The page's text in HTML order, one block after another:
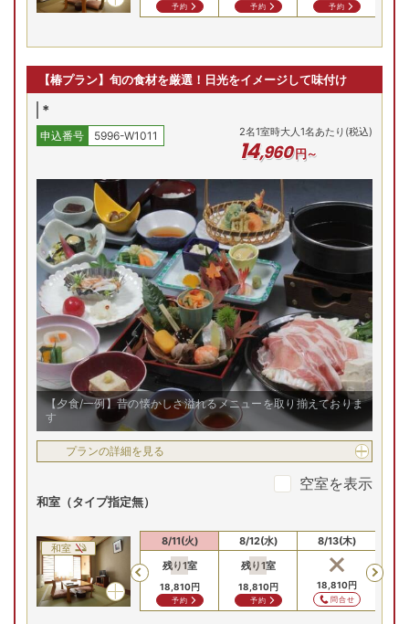
問合せ 問合せ 予約 予約 予約
【椿プラン】旬の食材を厳選！日光をイメージして味付け
*
申込番号 5996-W1011 2名1室時大人1名あたり(税込)
14,960円～
【夕食/一例】昔の懐かしさ溢れるメニューを取り揃えておりま
す
プランの詳細を見る
空室を表示
和室（タイプ指定無）
和室
Previous
8/9(日)
円
問合せ
8/10(月)
16,610円
問合せ
8/11(火)
残り1室
18,810円
予約
8/12(水)
残り1室
18,810円
予約
8/13(木)
18,810円
問合せ